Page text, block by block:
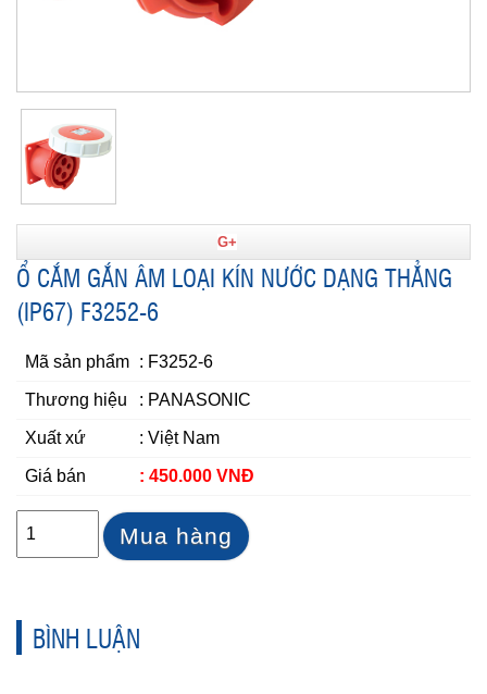
G+
Ổ CẮM GẮN ÂM LOẠI KÍN NƯỚC DẠNG THẲNG
(IP67) F3252-6
Mã sản phẩm : F3252-6
Thương hiệu : PANASONIC
Xuất xứ : Việt Nam
Giá bán : 450.000 VNĐ
Mua hàng
BÌNH LUẬN